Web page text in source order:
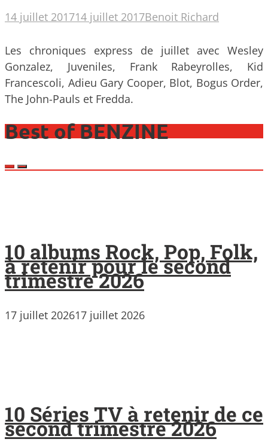
14 juillet 201714 juillet 2017Benoit Richard
Les chroniques express de juillet avec Wesley
Gonzalez, Juveniles, Frank Rabeyrolles, Kid
Francescoli, Adieu Gary Cooper, Blot, Bogus Order,
The John-Pauls et Fredda.
Best of BENZINE
10 albums Rock, Pop, Folk,
à retenir pour le second
trimestre 2026
17 juillet 202617 juillet 2026
10 Séries TV à retenir de ce
second trimestre 2026